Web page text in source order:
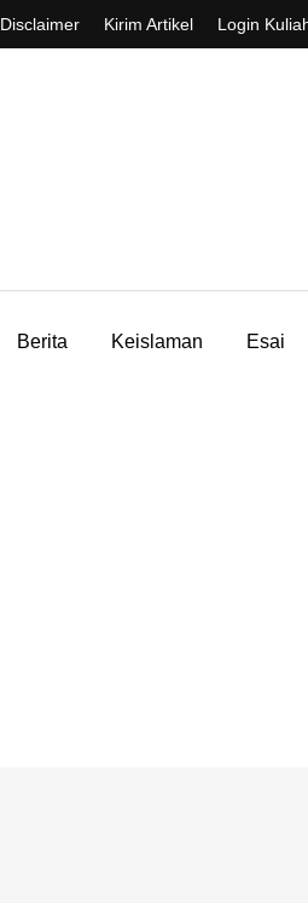
Disclaimer Kirim Artikel Login
Berita Keislaman Esai